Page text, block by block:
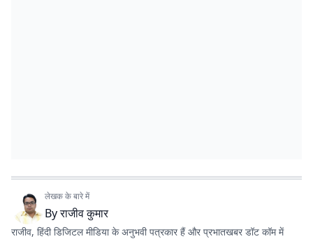
लेखक के बारे में
Byराजीव कुमार
राजीव, हिंदी डिजिटल मीडिया के अनुभवी पत्रकार हैं और प्रभातखबर डॉट कॉम में